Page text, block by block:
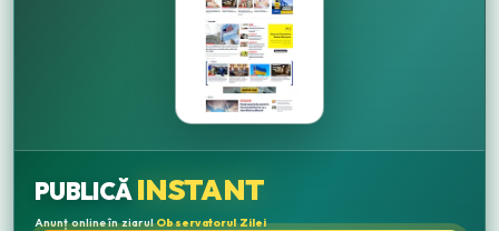
PUBLICĂINSTANT
Anunț online în ziarulObservatorul Zilei